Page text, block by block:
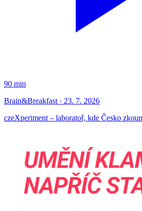
90 min
Brain&Breakfast · 23. 7. 2026
czeXperiment – laboratoř, kde Česko